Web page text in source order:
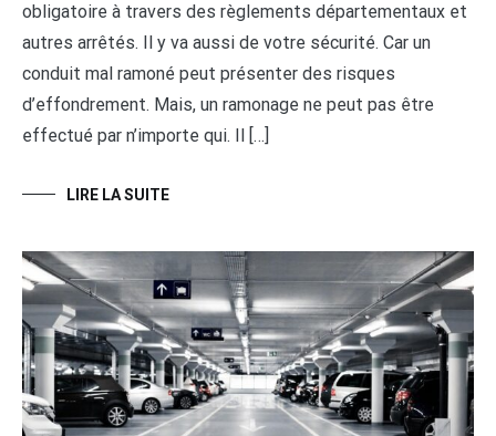
obligatoire à travers des règlements départementaux et
autres arrêtés. Il y va aussi de votre sécurité. Car un
conduit mal ramoné peut présenter des risques
d’effondrement. Mais, un ramonage ne peut pas être
effectué par n’importe qui. Il […]
LIRE LA SUITE